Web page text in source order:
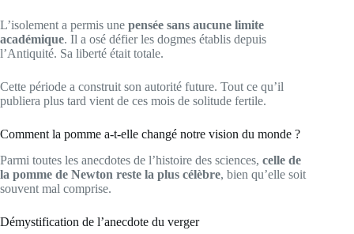
L’isolement a permis une pensée sans aucune limite
académique. Il a osé défier les dogmes établis depuis
l’Antiquité. Sa liberté était totale.
Cette période a construit son autorité future. Tout ce qu’il
publiera plus tard vient de ces mois de solitude fertile.
Comment la pomme a-t-elle changé notre vision du monde ?
Parmi toutes les anecdotes de l’histoire des sciences, celle de
la pomme de Newton reste la plus célèbre, bien qu’elle soit
souvent mal comprise.
Démystification de l’anecdote du verger